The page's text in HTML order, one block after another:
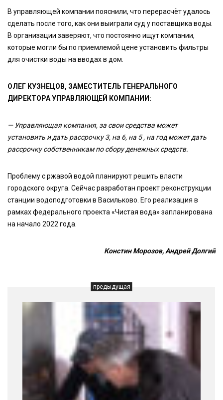
В управляющей компании пояснили, что перерасчёт удалось
сделать после того, как они выиграли суд у поставщика воды.
В организации заверяют, что постоянно ищут компании,
которые могли бы по приемлемой цене установить фильтры
для очистки воды на вводах в дом.
ОЛЕГ КУЗНЕЦОВ, ЗАМЕСТИТЕЛЬ ГЕНЕРАЛЬНОГО
ДИРЕКТОРА УПРАВЛЯЮЩЕЙ КОМПАНИИ:
— Управляющая компания, за свои средства может
установить и дать рассрочку 3, на 6, на 5 , на год может дать
рассрочку собственникам по сбору денежных средств.
Проблему с ржавой водой планируют решить власти
городского округа. Сейчас разработан проект реконструкции
станции водоподготовки в Васильково. Его реализация в
рамках федерального проекта «Чистая вода» запланирована
на начало 2022 года.
Констин Морозов, Андрей Долгий
предыдущая